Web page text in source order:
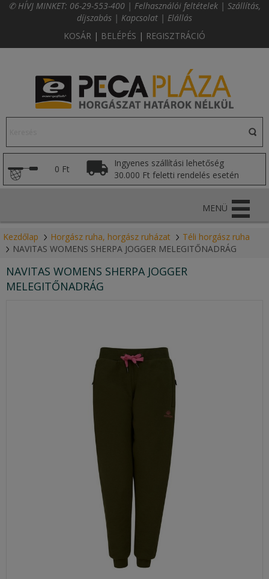
✆ HÍVJ MINKET: 06-29-553-400 | Felhasználói feltételek | Szállítás,
díjszabás | Kapcsolat | Elállás
KOSÁR | BELÉPÉS | REGISZTRÁCIÓ
0 Ft
Ingyenes szállítási lehetőség
30.000 Ft feletti rendelés esetén
MENÜ
Kezdőlap Horgász ruha, horgász ruházat
Téli horgász ruha
NAVITAS WOMENS SHERPA JOGGER MELEGITŐNADRÁG
NAVITAS WOMENS SHERPA JOGGER
MELEGITŐNADRÁG